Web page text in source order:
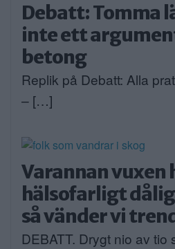
Debatt: Tomma
inte ett
betong
Replik på Debatt: Alla
– […]
Varannan vuxen
hälsofarligt
så vänder vi
DEBATT. Drygt nio av